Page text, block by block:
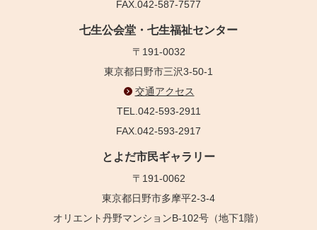
FAX.042-587-7577
七生公会堂・七生福祉センター
〒191-0032
東京都日野市三沢3-50-1
交通アクセス
TEL.042-593-2911
FAX.042-593-2917
とよだ市民ギャラリー
〒191-0062
東京都日野市多摩平2-3-4
オリエント丹野マンションB-102号（地下1階）